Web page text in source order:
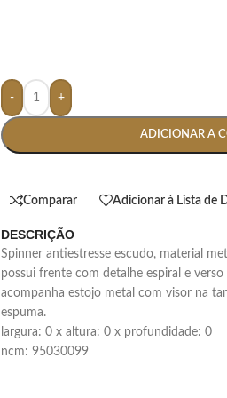
- +
ADICIONAR A
Comparar Adicionar à Lista de
DESCRIÇÃO
spinner antiestresse escudo, material metálico. com rolamento central,
possui frente com detalhe espiral e
acompanha estojo metal com visor na
espuma.
largura: 0 x altura: 0 x profundidade: 0
ncm: 95030099